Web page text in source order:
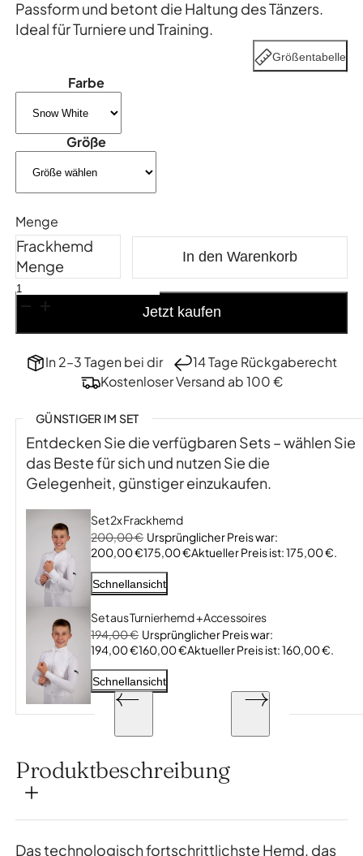
Passform und betont die Haltung des Tänzers.
Ideal für Turniere und Training.
Farbe
Größe
Größentabelle
Menge
Frackhemd
Menge
In den Warenkorb
Jetzt kaufen
In 2–3 Tagen bei dir
14 Tage Rückgaberecht
Kostenloser Versand ab 100 €
GÜNSTIGER IM SET
Entdecken Sie die verfügbaren Sets – wählen Sie
das Beste für sich und nutzen Sie die
Gelegenheit, günstiger einzukaufen.
Set 2x Frackhemd
200,00€ Ursprünglicher Preis war:
200,00 €175,00€Aktueller Preis ist: 175,00 €.
Schnellansicht
Set aus Turnierhemd + Accessoires
194,00€ Ursprünglicher Preis war:
194,00 €160,00€Aktueller Preis ist: 160,00 €.
Schnellansicht
Produktbeschreibung
Das technologisch fortschrittlichste Hemd, das